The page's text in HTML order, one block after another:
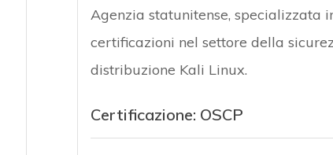
Agenzia statunitense,
certificazioni nel settore della
distribuzione Kali Linux.
Certificazione: OSCP